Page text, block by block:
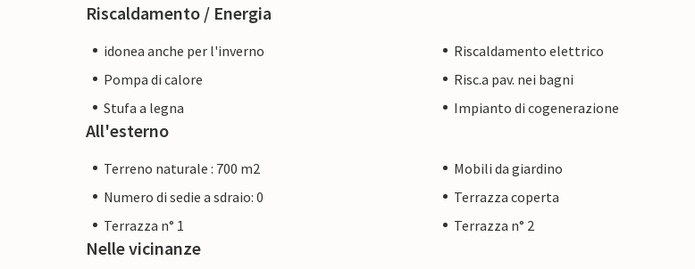
Riscaldamento / Energia
idonea anche per l'inverno
Riscaldamento elettrico
Pompa di calore
Risc.a pav. nei bagni
Stufa a legna
Impianto di cogenerazione
All'esterno
Terreno naturale : 700 m2
Mobili da giardino
Numero di sedie a sdraio: 0
Terrazza coperta
Terrazza n° 1
Terrazza n° 2
Nelle vicinanze